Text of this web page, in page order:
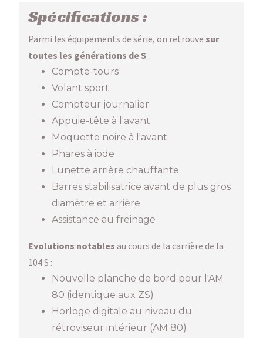
Spécifications :
Parmi les équipements de série, on retrouve sur
toutes les générations de S :
Compte-tours
Volant sport
Compteur journalier
Appuie-tête à l'avant
Moquette noire à l'avant
Phares à iode
Lunette arrière chauffante
Barres stabilisatrice avant de plus gros
diamètre et arrière
Assistance au freinage
Evolutions notables au cours de la carrière de la
104 S :
Nouvelle planche de bord pour l'AM
80 (identique aux ZS)
Horloge digitale au niveau du
rétroviseur intérieur (AM 80)